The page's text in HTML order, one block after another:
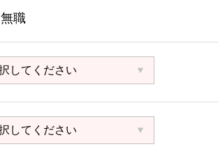
無職